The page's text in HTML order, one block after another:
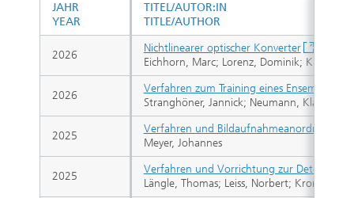
TITEL/AUTOR:IN
TITLE/AUTHOR
Nichtlinearer optischer Konverter
Eichhorn, Marc; Lorenz, Dominik; Kieleck,
Verfahren zum Training eines Ensembles
Stranghöner, Jannick; Neumann, Klaus
Verfahren und Bildaufnahmeanordnung
Meyer, Johannes
Verfahren und Vorrichtung zur Detektion
Längle, Thomas; Leiss, Norbert;
JAHR
YEAR
2026
2026
2025
2025